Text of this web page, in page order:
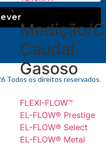
Medição/
Caudal
Gasoso
FLEXI-FLOW™
EL-FLOW® Prestige
EL-FLOW® Select
EL-FLOW® Metal
Todos os direitos reservados.​